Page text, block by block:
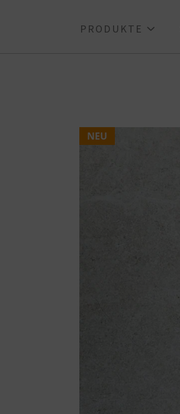
PRODUKTE
NEU